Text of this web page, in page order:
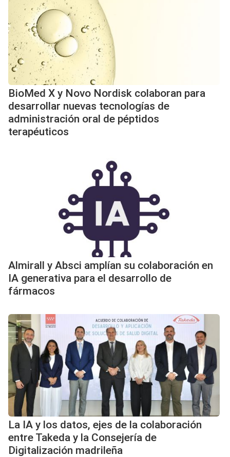
BioMed X y Novo Nordisk colaboran para
desarrollar nuevas tecnologías de
administración oral de péptidos
terapéuticos
Almirall y Absci amplían su colaboración en
IA generativa para el desarrollo de
fármacos
La IA y los datos, ejes de la colaboración
entre Takeda y la Consejería de
Digitalización madrileña